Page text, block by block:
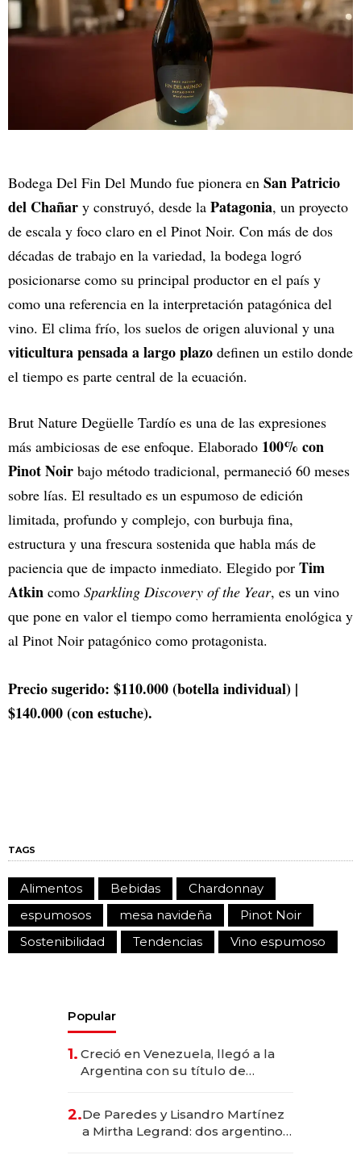
Bodega Del Fin Del Mundo fue pionera en San Patricio
del Chañar y construyó, desde la Patagonia, un proyecto
de escala y foco claro en el Pinot Noir. Con más de dos
décadas de trabajo en la variedad, la bodega logró
posicionarse como su principal productor en el país y
como una referencia en la interpretación patagónica del
vino. El clima frío, los suelos de origen aluvional y una
viticultura pensada a largo plazo definen un estilo donde
el tiempo es parte central de la ecuación.
Brut Nature Degüelle Tardío es una de las expresiones
más ambiciosas de ese enfoque. Elaborado 100% con
Pinot Noir bajo método tradicional, permaneció 60 meses
sobre lías. El resultado es un espumoso de edición
limitada, profundo y complejo, con burbuja fina,
estructura y una frescura sostenida que habla más de
paciencia que de impacto inmediato. Elegido por Tim
Atkin como Sparkling Discovery of the Year, es un vino
que pone en valor el tiempo como herramienta enológica y
al Pinot Noir patagónico como protagonista.
Precio sugerido: $110.000 (botella individual) |
$140.000 (con estuche).
TAGS
Alimentos Bebidas
Chardonnay
espumosos
mesa navideña
Pinot Noir
Sostenibilidad
Tendencias Vino espumoso
Popular
1. Creció en Venezuela, llegó a la
Argentina con su título de
las marcas "fast premium"
2.De Paredes y Lisandro Martínez
a Mirtha Legrand: dos argentinos